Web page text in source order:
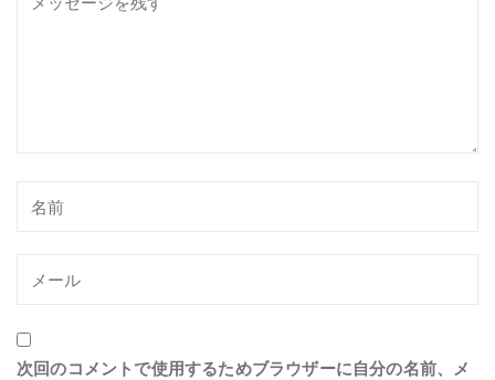
次回のコメントで使用するためブラウザーに自分の名前、メ